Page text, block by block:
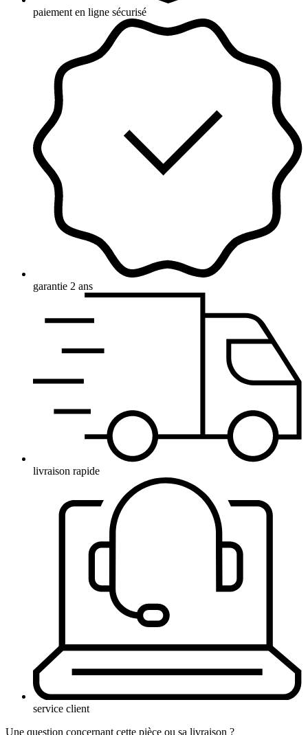
paiement en ligne sécurisé
garantie 2 ans
livraison rapide
service client
Une question concernant cette pièce ou sa livraison ?